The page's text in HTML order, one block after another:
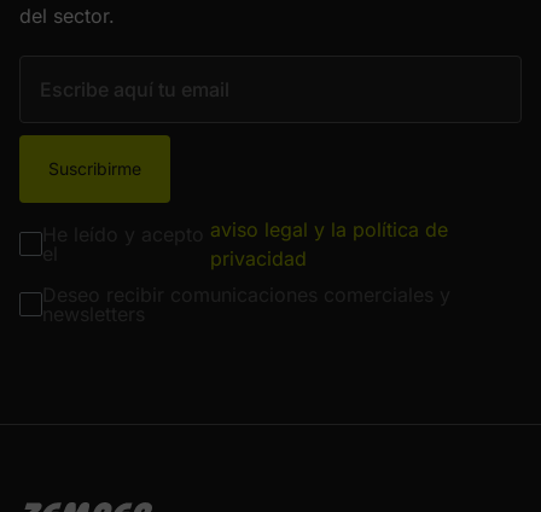
del sector.
Suscribirme
aviso legal y la política de
privacidad